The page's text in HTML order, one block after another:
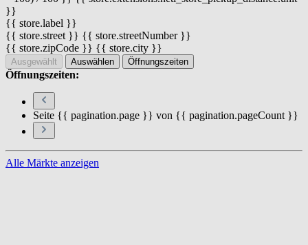
}}
{{ store.label }}
{{ store.street }} {{ store.streetNumber }}
{{ store.zipCode }} {{ store.city }}
Ausgewählt Auswählen Öffnungszeiten
Öffnungszeiten:
Seite {{ pagination.page }} von {{ pagination.pageCount }}
Alle Märkte anzeigen